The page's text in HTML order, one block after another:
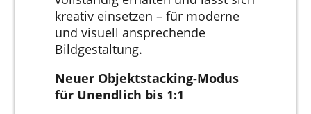
kreativ einsetzen – für moderne
und visuell ansprechende
Bildgestaltung.
Neuer Objektstacking-Modus
für Unendlich bis 1:1